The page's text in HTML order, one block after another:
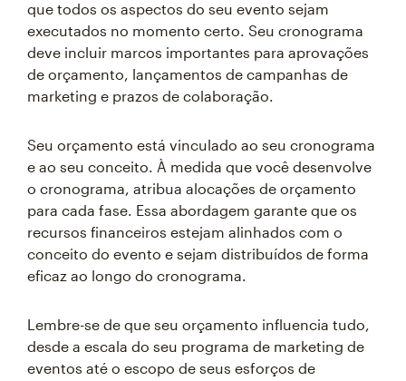
que todos os aspectos do seu evento sejam
executados no momento certo. Seu cronograma
deve incluir marcos importantes para aprovações
de orçamento, lançamentos de campanhas de
marketing e prazos de colaboração.
Seu orçamento está vinculado ao seu cronograma
e ao seu conceito. À medida que você desenvolve
o cronograma, atribua alocações de orçamento
para cada fase. Essa abordagem garante que os
recursos financeiros estejam alinhados com o
conceito do evento e sejam distribuídos de forma
eficaz ao longo do cronograma.
Lembre-se de que seu orçamento influencia tudo,
desde a escala do seu programa de marketing de
eventos até o escopo de seus esforços de